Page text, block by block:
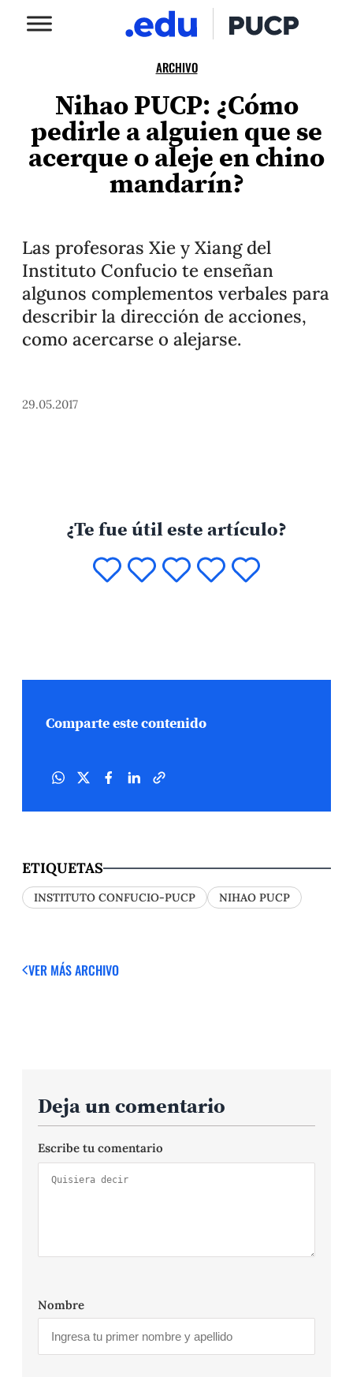
ARCHIVO
Nihao PUCP: ¿Cómo
pedirle a alguien que se
acerque o aleje en chino
mandarín?
Las profesoras Xie y Xiang del
Instituto Confucio te enseñan
algunos complementos verbales para
describir la dirección de acciones,
como acercarse o alejarse.
29.05.2017
¿Te fue útil este artículo?
Comparte este contenido
ETIQUETAS
INSTITUTO CONFUCIO-PUCP NIHAO PUCP
VER MÁSARCHIVO
Deja un comentario
Escribe tu comentario
Nombre